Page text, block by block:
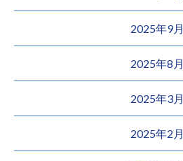
2025年9月
2025年8月
2025年3月
2025年2月